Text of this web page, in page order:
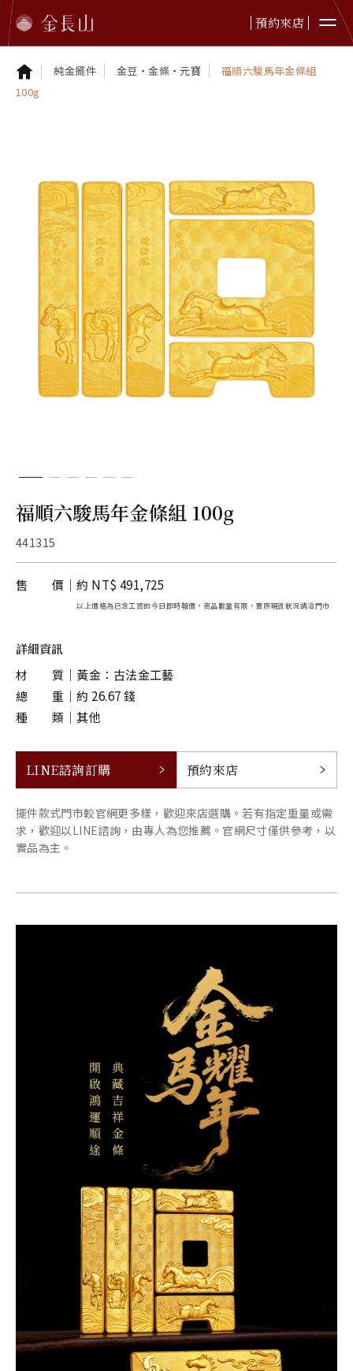
純金擺件
鉑金首飾
黃金贈禮
本日金價
最新資訊
關於金長山
預約來店
純金擺件 金豆・金條・元寶
福順六駿馬年金條組
100g
福順六駿馬年金條組 100g
441315
售 價 約 NT$ 491,725
以上價格為已含工資的今日即時報價，商品數量有限，實際現貨狀況請洽門市
詳細資訊
材 質
黃金：古法金工藝
總 重
約 26.67 錢
種 類
其他
LINE諮詢訂購 預約來店
擺件款式門市較官網更多樣，歡迎來店選購。若有指定重量或需
求，歡迎以LINE諮詢，由專人為您推薦。官網尺寸僅供參考，以
實品為主。